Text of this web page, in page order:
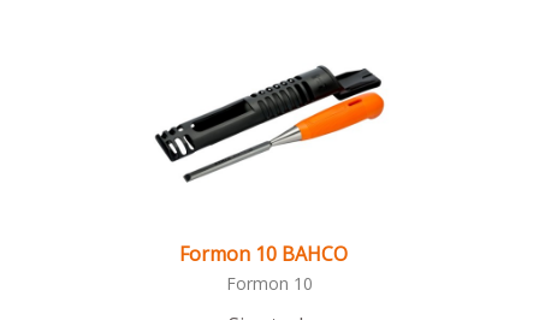
Formon 10 BAHCO
Formon 10